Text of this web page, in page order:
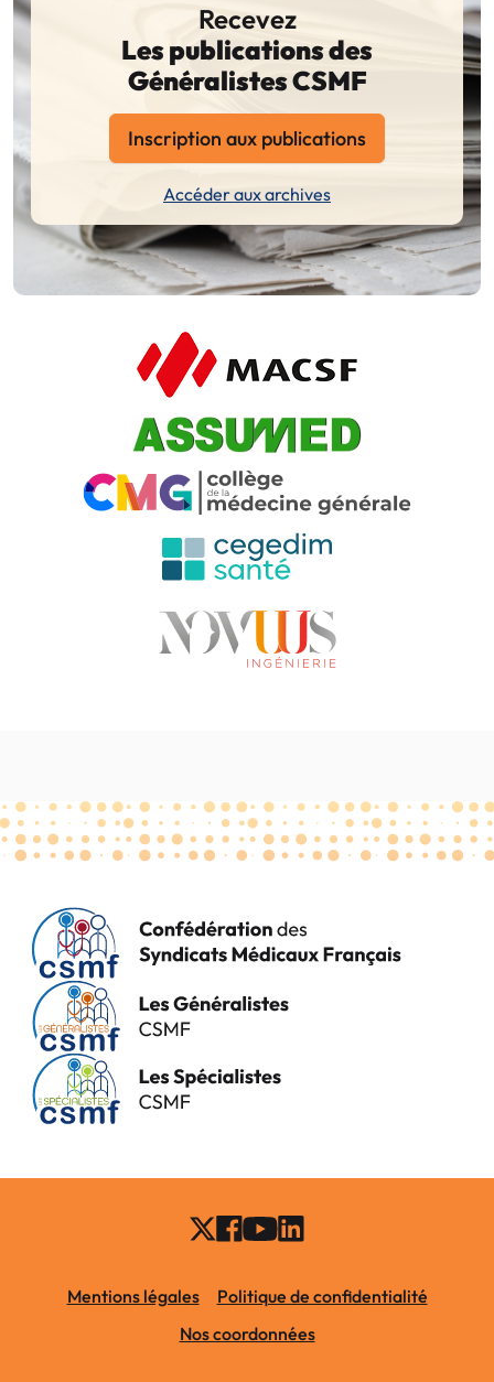
Recevez
Les publications des
Généralistes CSMF
Inscription aux publications
Accéder aux archives
Mentions légales
Politique de confidentialité
Nos coordonnées